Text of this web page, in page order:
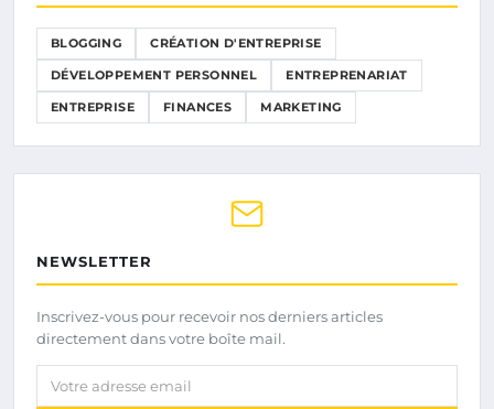
BLOGGING CRÉATION D'ENTREPRISE
DÉVELOPPEMENT PERSONNEL ENTREPRENARIAT
ENTREPRISE FINANCES MARKETING
NEWSLETTER
Inscrivez-vous pour recevoir nos derniers articles
directement dans votre boîte mail.
Votre adresse email